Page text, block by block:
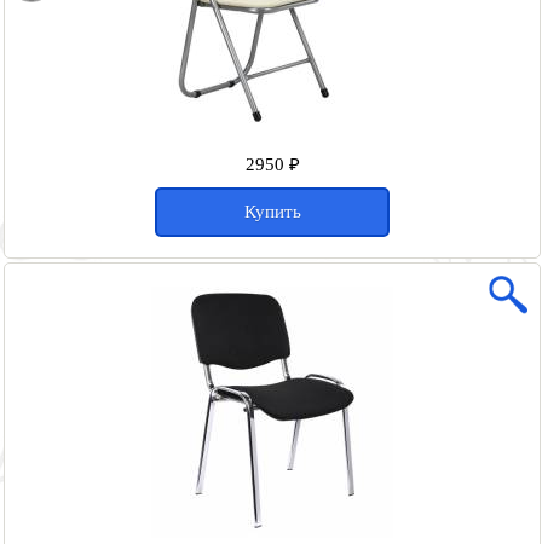
2950 ₽
Купить